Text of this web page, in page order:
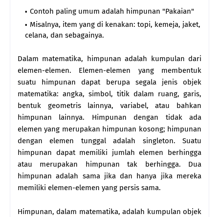
Contoh paling umum adalah himpunan "Pakaian"
Misalnya, item yang di kenakan: topi, kemeja, jaket,
celana, dan sebagainya.
Dalam matematika, himpunan adalah kumpulan dari
elemen-elemen. Elemen-elemen yang membentuk
suatu himpunan dapat berupa segala jenis objek
matematika: angka, simbol, titik dalam ruang, garis,
bentuk geometris lainnya, variabel, atau bahkan
himpunan lainnya. Himpunan dengan tidak ada
elemen yang merupakan himpunan kosong; himpunan
dengan elemen tunggal adalah singleton. Suatu
himpunan dapat memiliki jumlah elemen berhingga
atau merupakan himpunan tak berhingga. Dua
himpunan adalah sama jika dan hanya jika mereka
memiliki elemen-elemen yang persis sama.
Himpunan, dalam matematika, adalah kumpulan objek